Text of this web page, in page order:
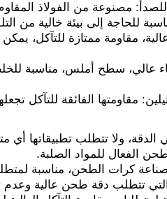
للحاجة إلى بيئة خالية من
مقاومة ممتازة للتآكل،
عالي، سطح أملس، مناسبة للخلط
مقاومتها الفائقة للتآكل
ولا تتطلب تطبيقاتها أي
الفعال للمواد الصلبة.
كرات الطحن، مناسبة
التي تتطلب دقة طحن عالية وعدم